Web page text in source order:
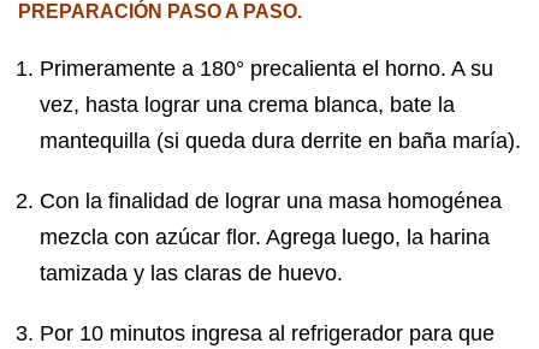
PREPARACIÓN PASO A PASO.
Primeramente a 180° precalienta el horno. A su
vez, hasta lograr una crema blanca, bate la
mantequilla (si queda dura derrite en baña maría).
Con la finalidad de lograr una masa homogénea
mezcla con azúcar flor. Agrega luego, la harina
tamizada y las claras de huevo.
Por 10 minutos ingresa al refrigerador para que